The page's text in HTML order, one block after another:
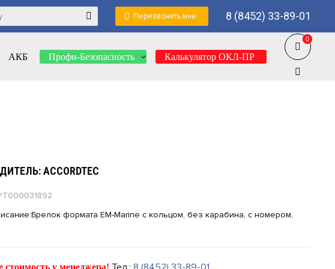
Перезвонить мне 8 (8452) 33-89-01
0
0
АКБ Профи-Безопасность Калькулятор ОКЛ-ПР
ACCORDTEC
формата EM-Marine с кольцом, без карабина, с номером,
стоимость у менеджера!